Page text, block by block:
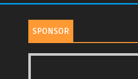
SPONSOR